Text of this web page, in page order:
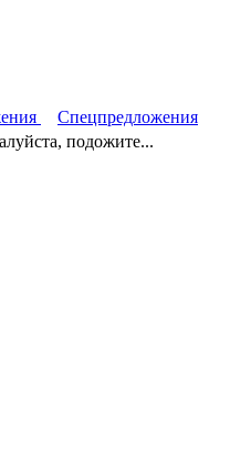
Спецпредложения
подожите...